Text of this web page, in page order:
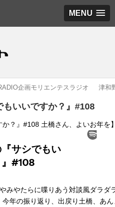
MENU
企画モリエンテスラジオ 津和
いいですか？』#108
か？』#108 土橋さん、よいお年を
みやたらに喋りあう対談風ダラダ
年の振り返り、出戻り土橋、あ